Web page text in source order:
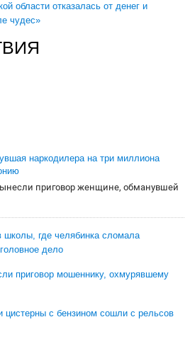
области отказалась от денег и
чудес»
наркодилера на три миллиона
приговор женщине, обманувшей
школы, где челябинка сломала
дело
приговор мошеннику, охмурявшему
цистерны с бензином сошли с рельсов